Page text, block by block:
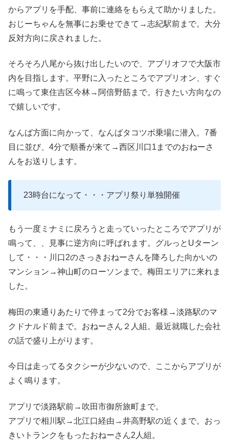
からアプリを手配、事前に連絡をもらえて助かりました。
おじーちゃんを無事にお乗せできて→志紀駅前まで。大分
反対方向に戻されました。
そろそろ八尾から抜け出したいので、アプリオフで大阪市
内を目指します。平野に入ったところでアプリオン、すぐ
に鳴って東住吉区今林→阿倍野筋まで。行きたい方向なの
で嬉しいです。
なんば方面に向かって、なんばタコツボ乗場に潜入。7番
目に並び、4分で順番が来て→西区川口1までのおねーさ
んをお送りします。
23時台になって・・・アプリ祭り単独開催
もう一度ミナミに戻ろうと走っていったところでアプリが
鳴って、、見事に逆方向に呼ばれます。グルっとUターン
して・・・川口2のさっきおねーさんを降ろした向かいの
マンション→神山町のローソンまで。梅田エリアに来れま
した。
梅田の東通りあたりで停まって2分でお客様→淡路駅のマ
クドナルド前まで。おねーさん２人組。最近就職した会社
の話で盛り上がります。
今日は走ってるタクシーが少ないので、ここからアプリが
よく鳴ります。
アプリで淡路駅前→吹田市御所旅町まで。
アプリで相川駅→北江口経由→井高野駅の近くまで。おっ
きいトランクをもったおねーさん2人組。